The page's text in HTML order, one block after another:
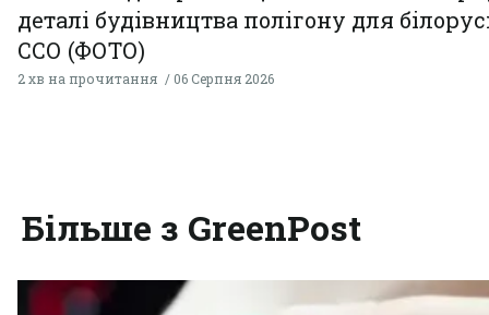
деталі будівництва полігону для
ССО (ФОТО)
2 хв на прочитання 06 Серпня 2026
Більше з GreenPost